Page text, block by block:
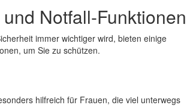
Notfall-Funktionen
immer wichtiger wird, bieten einige
um Sie zu schützen.
hilfreich für Frauen, die viel unterwegs